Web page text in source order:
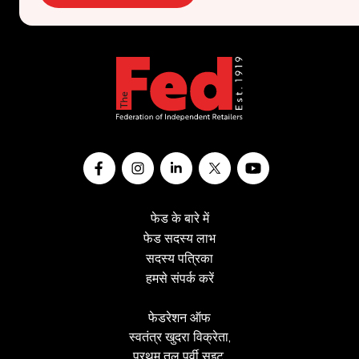
फेड के बारे में
फेड सदस्य लाभ
सदस्य पत्रिका
हमसे संपर्क करें
फेडरेशन ऑफ
स्वतंत्र खुदरा विक्रेता,